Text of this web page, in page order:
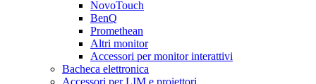
NovoTouch
BenQ
Promethean
Altri monitor
Accessori per monitor interattivi
Bacheca elettronica
Accessori per LIM e proiettori